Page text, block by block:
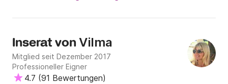
Inserat von Vilma
Mitglied seit Dezember 2017
Professioneller Eigner
4.7 (91 Bewertungen)